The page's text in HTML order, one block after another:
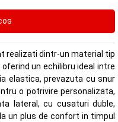
realizati dintr-un material tip
un echilibru ideal intre
elastica, prevazuta cu snur
o potrivire personalizata,
lateral, cu cusaturi duble,
un plus de confort in timpul